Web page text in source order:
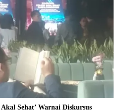
Sehat’ Warnai Diskursus